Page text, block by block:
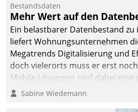
Bestandsdaten
Mehr Wert auf den
Ein belastbarer Datenbestand zu
liefert Wohnungsunternehmen
Megatrends Digitalisierung und
doch vielerorts muss er erst
Mobile Lösungen sind dabei eine
Sabine Wiedemann